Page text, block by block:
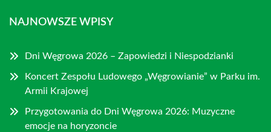
NAJNOWSZE WPISY
Dni Węgrowa 2026 – Zapowiedzi i Niespodzianki
Koncert Zespołu Ludowego „Węgrowianie” w Parku im.
Armii Krajowej
Przygotowania do Dni Węgrowa 2026: Muzyczne
emocje na horyzoncie